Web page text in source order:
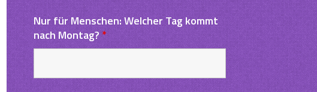
Nur für Menschen: Welcher Tag kommt
nach Montag?*